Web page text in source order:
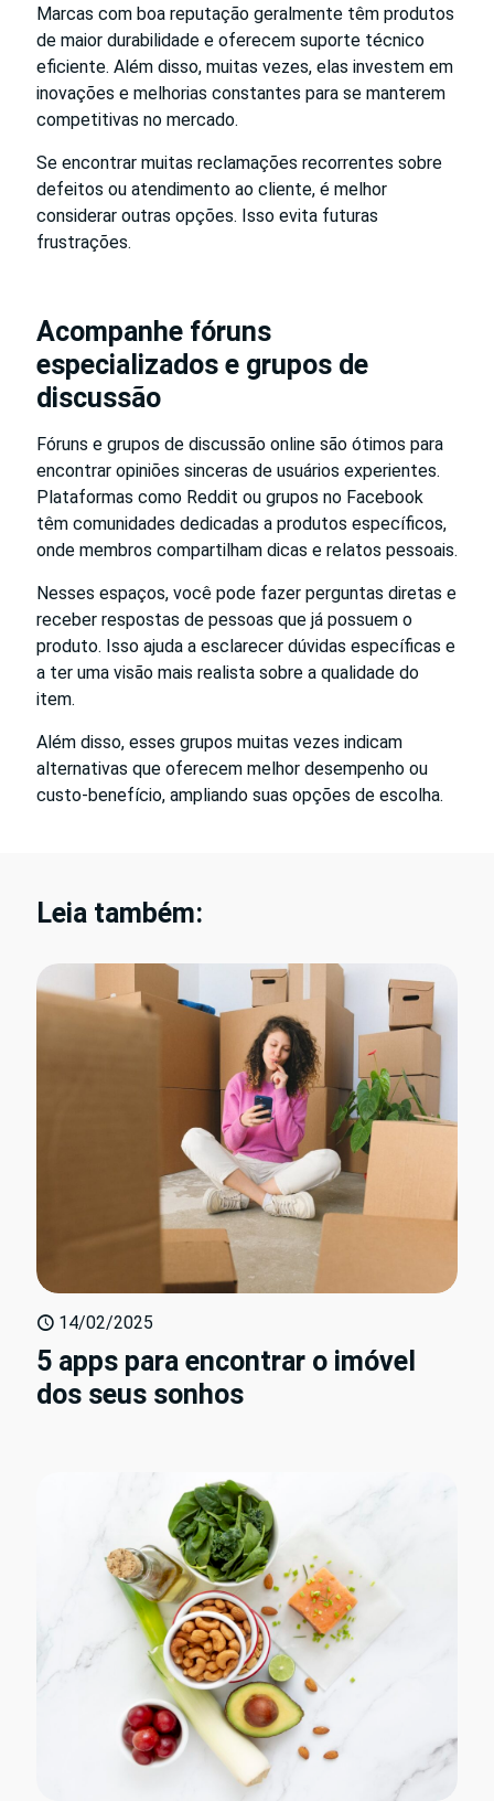
Marcas com boa reputação geralmente têm produtos
de maior durabilidade e oferecem suporte técnico
eficiente. Além disso, muitas vezes, elas investem em
inovações e melhorias constantes para se manterem
competitivas no mercado.
Se encontrar muitas reclamações recorrentes sobre
defeitos ou atendimento ao cliente, é melhor
considerar outras opções. Isso evita futuras
frustrações.
Acompanhe fóruns
especializados e grupos de
discussão
Fóruns e grupos de discussão online são ótimos para
encontrar opiniões sinceras de usuários experientes.
Plataformas como Reddit ou grupos no Facebook
têm comunidades dedicadas a produtos específicos,
onde membros compartilham dicas e relatos pessoais.
Nesses espaços, você pode fazer perguntas diretas e
receber respostas de pessoas que já possuem o
produto. Isso ajuda a esclarecer dúvidas específicas e
a ter uma visão mais realista sobre a qualidade do
item.
Além disso, esses grupos muitas vezes indicam
alternativas que oferecem melhor desempenho ou
custo-benefício, ampliando suas opções de escolha.
Leia também:
14/02/2025
5 apps para encontrar o imóvel
dos seus sonhos